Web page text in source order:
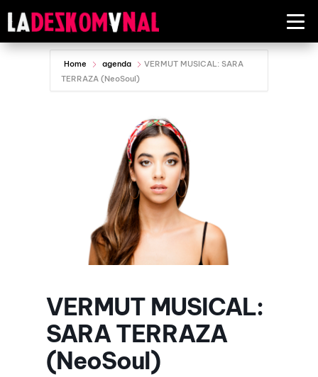
Home agenda
VERMUT MUSICAL: SARA
TERRAZA (NeoSoul)
VERMUT MUSICAL:
SARA TERRAZA
(NeoSoul)